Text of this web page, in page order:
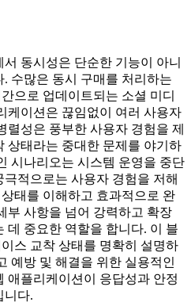
동시성은 단순한 기능이 아니
수많은 동시 구매를 처리하는
으로 업데이트되는 소셜 미디
케이션은 끊임없이 여러 사용자
렬성은 풍부한 사용자 경험을 제
상태라는 중대한 문제를 야기하
시나리오는 시스템 운영을 중단
적으로는 사용자 경험을 저해
태를 이해하고 효과적으로 완
부 사항을 넘어 강력하고 확장
데 중요한 역할을 합니다. 이 블
스 교착 상태를 명확히 설명하
예방 및 해결을 위한 실용적인
애플리케이션이 응답성과 안정
니다.